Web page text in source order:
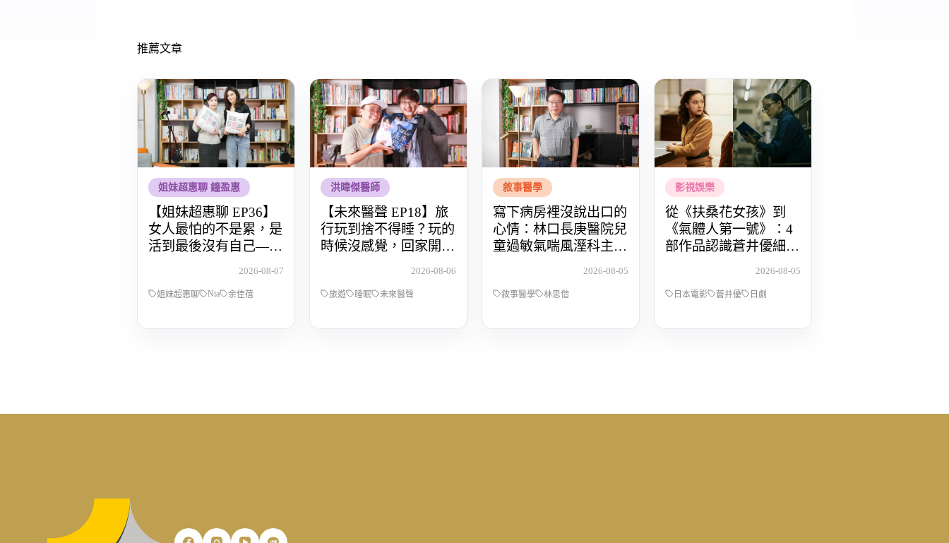
推薦文章
姐妹超惠聊 鐘盈惠
【姐妹超惠聊 EP36】
女人最怕的不是累，是
活到最後沒有自己——
找回人生主導權的那段
2026-08-07
姐妹超惠聊 Nia 余佳蓓
洪暐傑醫師
【未來醫聲 EP18】旅
行玩到捨不得睡？玩的
時候沒感覺，回家開始
2026-08-06
旅遊 睡眠 未來醫聲
敘事醫學
寫下病房裡沒說出口的
心情：林口長庚醫院兒
童過敏氣喘風溼科主治
2026-08-05
敘事醫學 林思偕
影視娛樂
從《扶桑花女孩》到
《氣體人第一號》：4
部作品認識蒼井優細膩
2026-08-05
日本電影 蒼井優 日劇